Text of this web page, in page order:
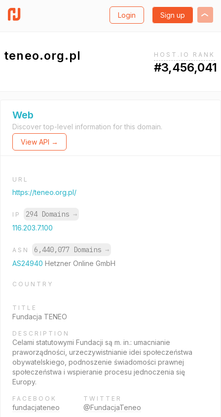
Login Sign up
teneo.org.pl HOST.IO RANK
#3,456,041
Web
Discover top-level information for this domain.
View API →
URL
https://teneo.org.pl/
IP 294 Domains →
116.203.7.100
ASN 6,440,077 Domains →
AS24940 Hetzner Online GmbH
COUNTRY
TITLE
Fundacja TENEO
DESCRIPTION
Celami statutowymi Fundacji są m. in.: umacnianie
praworządności, urzeczywistnianie idei społeczeństwa
obywatelskiego, podnoszenie świadomości prawnej
społeczeństwa i wspieranie procesu jednoczenia się
Europy.
FACEBOOK
fundacjateneo
TWITTER
@FundacjaTeneo